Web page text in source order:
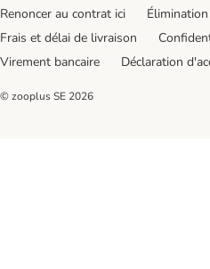
Renoncer au contrat ici
Frais et délai de livraison
Virement bancaire
Déclaration
© zooplus SE 2026